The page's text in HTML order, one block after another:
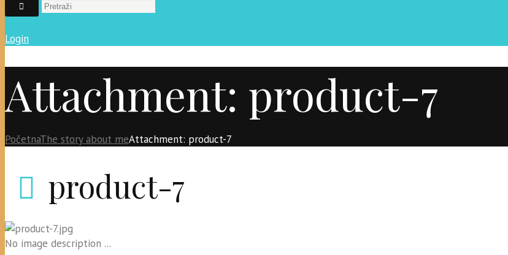
Login
Attachment: product-7
PočetnaThe story about meAttachment: product-7
product-7
No image description ...